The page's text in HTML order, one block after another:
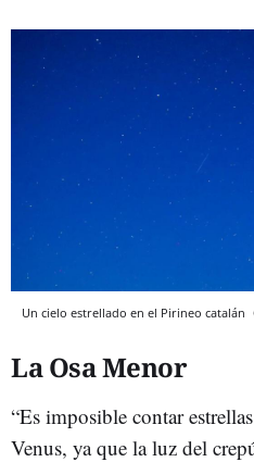
Un cielo estrellado en el Pirineo catalán
La Osa Menor
“Es imposible contar
Venus, ya que la luz del